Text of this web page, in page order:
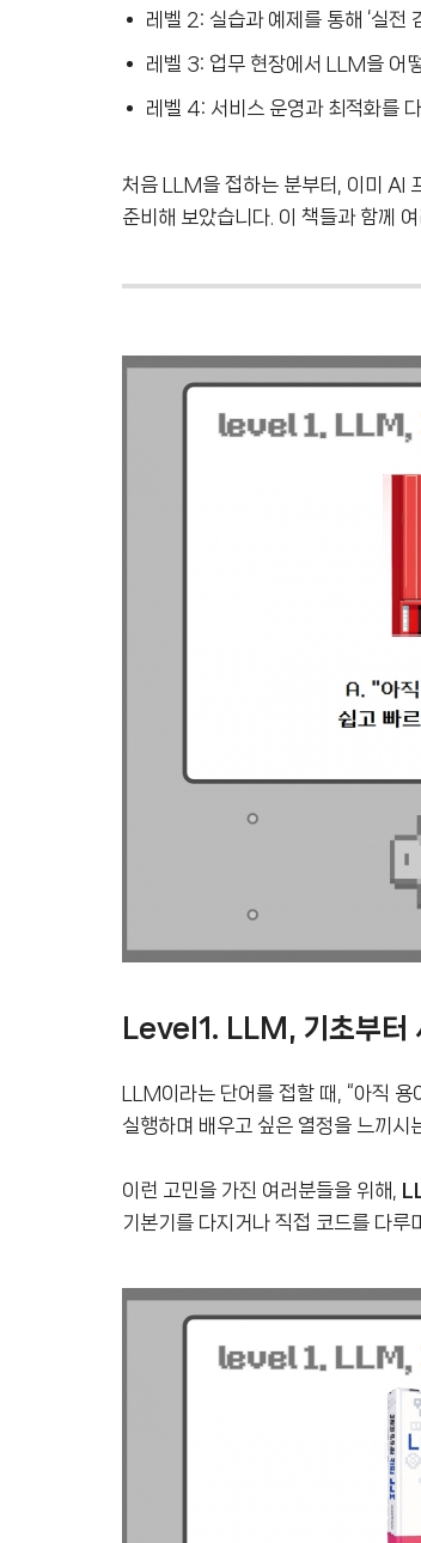
레벨 2: 실습과 예제를 통해 ‘실전
레벨 3: 업무 현장에서 LLM을 어
레벨 4: 서비스 운영과 최적화를
처음 LLM을 접하는 분부터, 이미 AI
준비해 보았습니다. 이 책들과 함께
Level1. LLM, 기초부터
LLM이라는 단어를 접할 때, “아직
실행하며 배우고 싶은 열정을 느끼시
이런 고민을 가진 여러분들을 위해,
기본기를 다지거나 직접 코드를 다루